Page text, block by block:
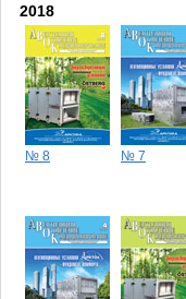
2018
№ 8 № 7